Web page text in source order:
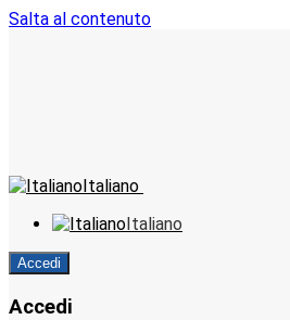
Salta al contenuto
Italiano
Italiano
Accedi
Accedi